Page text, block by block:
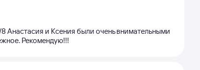
Анастасия и Ксения были очень внимательными
Рекомендую!!!